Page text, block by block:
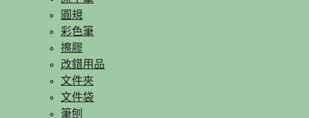
圓規
彩色筆
擦膠
改錯用品
文件夾
文件袋
筆刨